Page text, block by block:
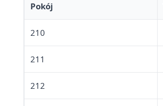
Pokój
210
211
212